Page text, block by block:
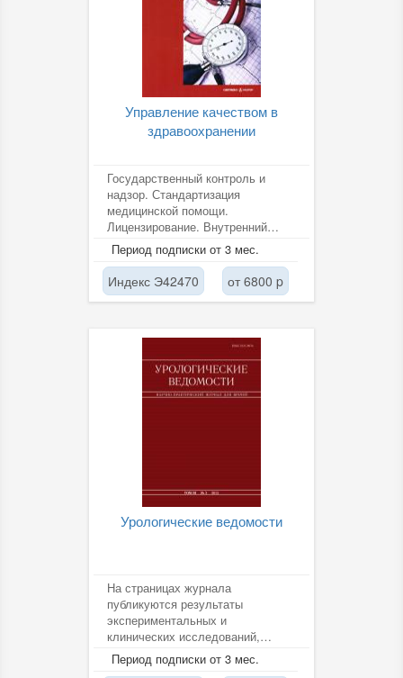
Управление качеством в
здравоохранении
Государственный контроль и
надзор. Стандартизация
медицинской помощи.
Лицензирование. Внутренний
контроль качества. Правовые
вопросы zdrav.ru
Период подписки от 3 мес.
Индекс Э42470 от 6800 p
Урологические ведомости
На страницах журнала
публикуются результаты
экспериментальных и
клинических исследований,
представленные отечественными
и иностранными авторами и...
Период подписки от 3 мес.